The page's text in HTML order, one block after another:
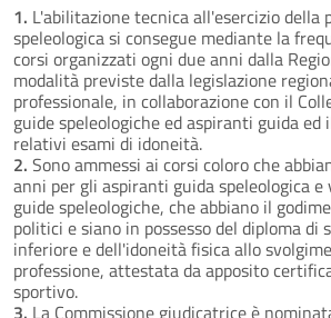
1. L'abilitazione tecnica all'esercizio della
speleologica si consegue mediante la
corsi organizzati ogni due anni dalla
modalità previste dalla legislazione
professionale, in collaborazione con il
guide speleologiche ed aspiranti guida ed
relativi esami di idoneità.
2. Sono ammessi ai corsi coloro che
anni per gli aspiranti guida speleologica
guide speleologiche, che abbiano il
politici e siano in possesso del diploma di
inferiore e dell'idoneità fisica allo
professione, attestata da apposito
sportivo.
3. La Commissione giudicatrice è